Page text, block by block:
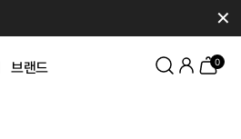
✕
브랜드 0